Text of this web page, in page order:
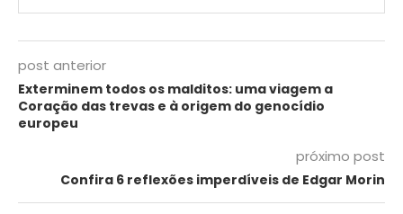
post anterior
Exterminem todos os malditos: uma viagem a
Coração das trevas e à origem do genocídio
europeu
próximo post
Confira 6 reflexões imperdíveis de Edgar Morin